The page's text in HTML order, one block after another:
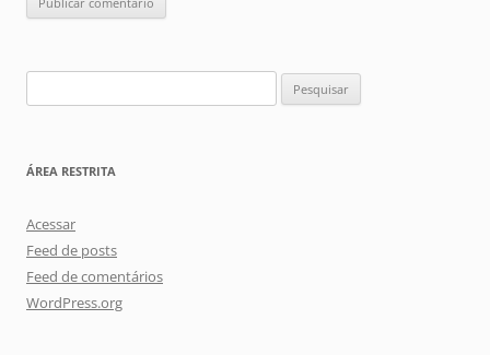
por:
ÁREA RESTRITA
Acessar
Feed de posts
Feed de comentários
WordPress.org